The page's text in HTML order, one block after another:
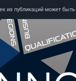
публикаций может